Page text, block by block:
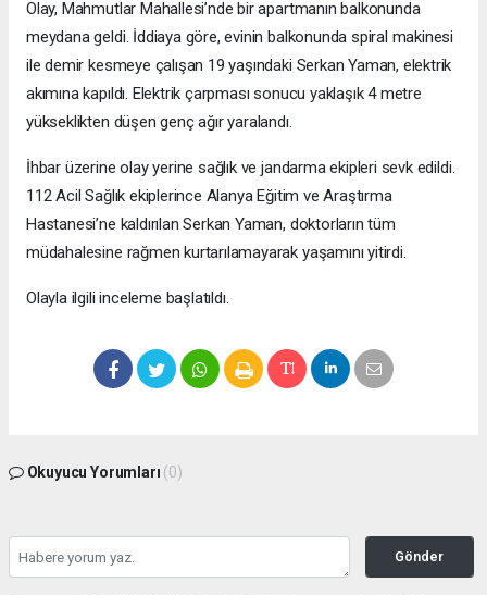
Olay, Mahmutlar Mahallesi’nde bir apartmanın balkonunda
meydana geldi. İddiaya göre, evinin balkonunda spiral makinesi
ile demir kesmeye çalışan 19 yaşındaki Serkan Yaman, elektrik
akımına kapıldı. Elektrik çarpması sonucu yaklaşık 4 metre
yükseklikten düşen genç ağır yaralandı.
İhbar üzerine olay yerine sağlık ve jandarma ekipleri sevk edildi.
112 Acil Sağlık ekiplerince Alanya Eğitim ve Araştırma
Hastanesi’ne kaldırılan Serkan Yaman, doktorların tüm
müdahalesine rağmen kurtarılamayarak yaşamını yitirdi.
Olayla ilgili inceleme başlatıldı.
Okuyucu Yorumları (0)
Gönder